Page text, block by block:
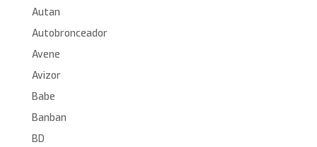
Autan
Autobronceador
Avene
Avizor
Babe
Banban
BD